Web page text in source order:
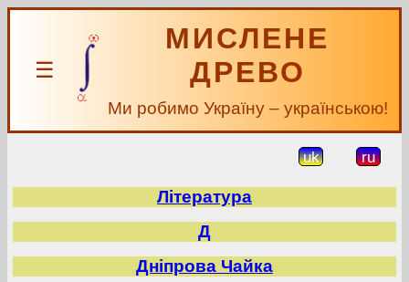
☰
МИСЛЕНЕ
ДРЕВО
Ми робимо Україну – українською!
uk ru
Література
Д
Дніпрова Чайка